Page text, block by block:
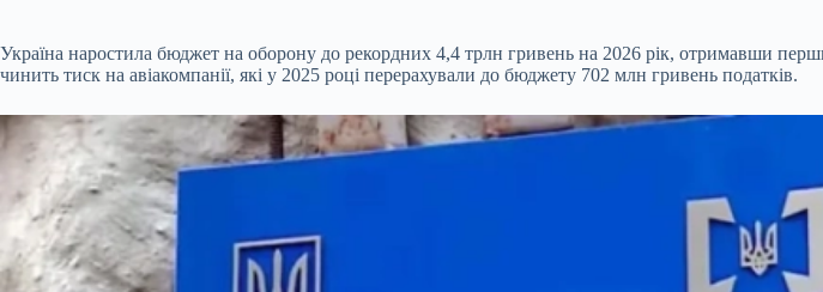
Україна наростила бюджет на оборону до рекордних 4,4 трлн гривень на 2026 рік, отримавши
чинить тиск на авіакомпанії, які у 2025 році перерахували до бюджету 702 млн гривень податків.